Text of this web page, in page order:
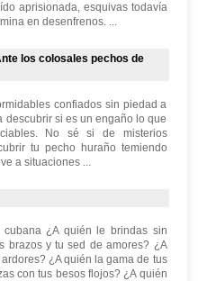
aprisionada, esquivas todavía
en desenfrenos. ...
los colosales pechos de
confiados sin piedad a
descubrir si es un engaño lo que
No sé si de misterios
tu pecho huraño temiendo
a situaciones ...
cubana ¿A quién le brindas sin
brazos y tu sed de amores? ¿A
¿A quién la gama de tus
con tus besos flojos? ¿A quién